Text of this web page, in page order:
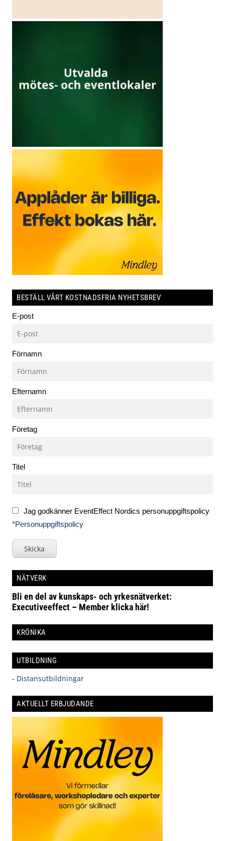
BESTÄLL VÅRT KOSTNADSFRIA NYHETSBREV
E-post
Förnamn
Efternamn
Företag
Titel
Jag godkänner EventEffect Nordics personuppgiftspolicy
*Personuppgiftspolicy
Skicka
NÄTVERK
Bli en del av kunskaps- och yrkesnätverket:
Executiveeffect – Member klicka här!
KRÖNIKA
UTBILDNING
- Distansutbildningar
AKTUELLT ERBJUDANDE